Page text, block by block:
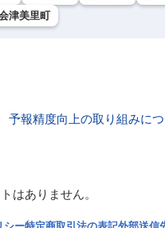
津美里町
予報精度向上の取り組みに
はありません。